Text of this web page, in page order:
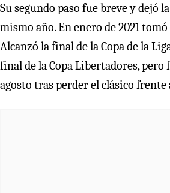
Su segundo paso fue breve y dejó
mismo año. En enero de 2021
Alcanzó la final de la Copa de la
final de la Copa Libertadores,
agosto tras perder el clásico